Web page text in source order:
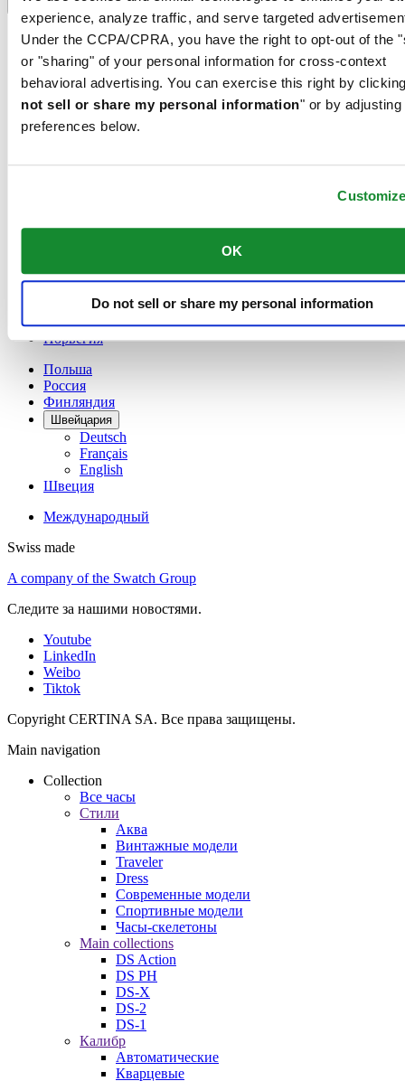
experience, analyze traffic, and serve targeted
Under the CCPA/CPRA, you have the right to opt-out of the
or "sharing" of your personal information for cross-context
behavioral advertising. You can exercise this right by
not sell or share my personal information" or by adjusting
preferences below.
OK
Do not sell or share my personal information
Переключатель языка
France
Австрия
Бельгия
Dutch
Français
Великобритания
Люксембург
Français
Нидерланды
Норвегия
Польша
Россия
Финляндия
Швейцария
Deutsch
Français
English
Швеция
Международный
Swiss made
A company of the Swatch Group
Следите за нашими новостями.
Youtube
LinkedIn
Weibo
Tiktok
Copyright CERTINA SA. Все права защищены.
Main navigation
Collection
Все часы
Стили
Аква
Винтажные модели
Traveler
Dress
Современные модели
Спортивные модели
Часы-скелетоны
Main collections
DS Action
DS PH
DS-X
DS-2
DS-1
Калибр
Автоматические
Кварцевые